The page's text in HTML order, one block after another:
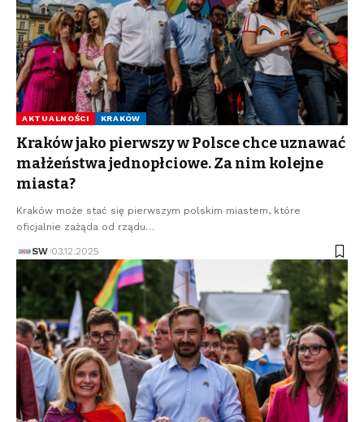
AKTUALNOŚCI KRAKÓW
Kraków jako pierwszy w Polsce chce uznawać
małżeństwa jednopłciowe. Za nim kolejne
miasta?
Kraków może stać się pierwszym polskim miastem, które
oficjalnie zażąda od rządu…
SW 03.12.2025